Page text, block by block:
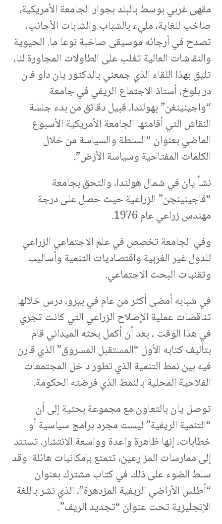
مقهى غربي بوسط بالبلد بجوار الجامعة الأمريكية،
صاخب للغاية، مليء بالشباب والشابات الأجانب،
تصدح في أرجائه موسيقى صاخبة نوعا ما. الحيوية
والنقاشات العالية تغلب على الطاولات المجاورة لنا،
تليق بهذا اللقاء الذي جمعني بالدكتور يان داو فان
در بلوخ، أستاذ الاجتماع الريفي في جامعة
“واجينينغن” بهولندا، قبيل دقائق من بدء جلسة
النقاش التي أقامتها الجامعة الأمريكية الأسبوع
الماضي بعنوان “السلطة والسياسة من خلال
الكلمات المفتاحية وسياسة الأرض”.
نشأ يان في شمال هولندا، والتحق بجامعة
“فاجينينجن” الزراعية حيث حصل على درجة
مهندس زراعي عام 1976.
وفي الجامعة تخصص في علم الاجتماعي الزراعي
للدول غير الغربية واقتصاديات التنمية وأساليب
وتقنيات البحث الاجتماعي.
في شبابه أمضى أكثر من عام في بيرو، درس خلالها
تناقضات عملية الإصلاح الزراعي التي كانت تجري
في هذا الوقت ، بعد أن أكمل بحثه الميداني قام
بتأليف كتابه الأول “المستقبل المسروق” الذي قارن
فيه بين نمط التنمية الذي تطور داخل المجتمعات
الفلاحية المحلية بالنمط الذي فرضته الحكومة.
توصل يان بالتعاون مع مجموعة بحثية إلى أن
“التنمية الريفية” ليست مجرد برامج سياسية أو
خطابات، إنها ظاهرة واعدة وواسعة الانتشار، تستند
إلى ممارسات المزارعين، تتمتع بإمكانيات هائلة وقد
سلط الضوء على ذلك في كتاب مشترك بعنوان
“أطلس الأراضي الريفية المزدهرة”، الذي نشر باللغة
الإنجليزية تحت عنوان “تجديد الريف”.